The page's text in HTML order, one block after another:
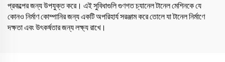
প্রকল্পের জন্য উপযুক্ত করে। এই সুবিধাগুলি গুণগত চ্যানেল টানেল মেশিনকে যে
কোনও নির্মাণ কোম্পানির জন্য একটি অপরিহার্য সরঞ্জাম করে তোলে যা টানেল নির্মাণে
দক্ষতা এবং উৎকর্ষতার জন্য লক্ষ্য রাখে।